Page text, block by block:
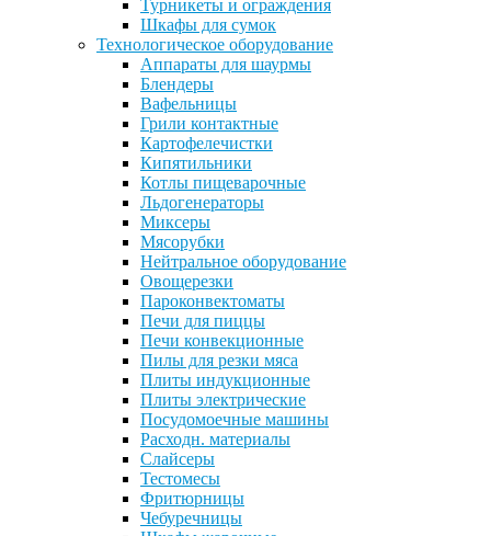
Турникеты и ограждения
Шкафы для сумок
Технологическое оборудование
Аппараты для шаурмы
Блендеры
Вафельницы
Грили контактные
Картофелечистки
Кипятильники
Котлы пищеварочные
Льдогенераторы
Миксеры
Мясорубки
Нейтральное оборудование
Овощерезки
Пароконвектоматы
Печи для пиццы
Печи конвекционные
Пилы для резки мяса
Плиты индукционные
Плиты электрические
Посудомоечные машины
Расходн. материалы
Слайсеры
Тестомесы
Фритюрницы
Чебуречницы